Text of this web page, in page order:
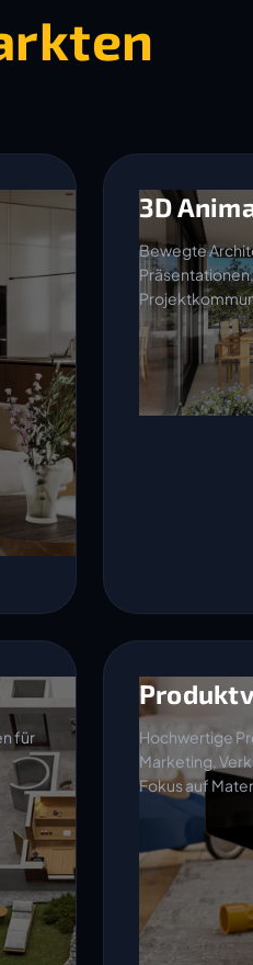
3D
Bewegte
für
Hochwertige
Marketing,
Fokus auf